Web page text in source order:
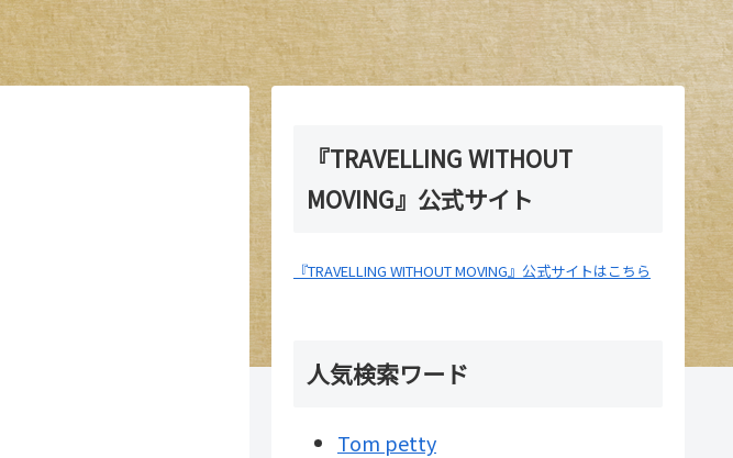
『TRAVELLING WITHOUT
MOVING』公式サイト
『TRAVELLING WITHOUT MOVING』公式サイトはこちら
人気検索ワード
Tom petty